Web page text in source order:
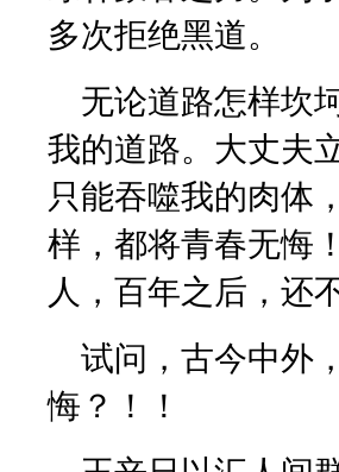
多次拒绝黑道。
无论道路怎样坎
我的道路。大丈夫
只能吞噬我的肉体
样，都将青春无悔
人，百年之后，还
试问，古今中外
悔？！！